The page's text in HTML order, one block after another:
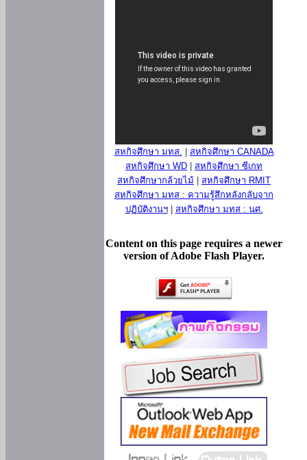
สหกิจศึกษา มทส.
สหกิจศึกษา CANADA
สหกิจศึกษา WD
สหกิจศึกษา ซีเกท
สหกิจศึกษากล้วยไม้
สหกิจศึกษา RMIT
สหกิจศึกษา มทส : ความรู้สึกหลังกลับจาก
ปฏิบัติงานฯ| สหกิจศึกษา มทส : นศ.
Content on this page requires a newer
version of Adobe Flash Player.